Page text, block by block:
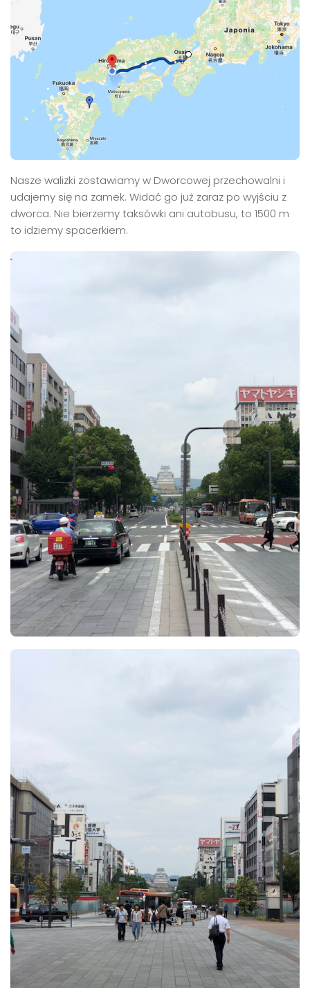
Nasze walizki zostawiamy w Dworcowej przechowalni i
udajemy się na zamek. Widać go już zaraz po wyjściu z
dworca. Nie bierzemy taksówki ani autobusu, to 1500 m
to idziemy spacerkiem.